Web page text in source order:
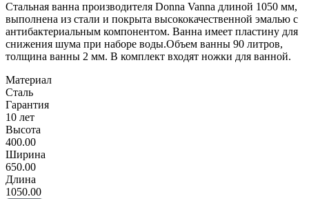
Стальная ванна производителя Donna Vanna длиной 1050 мм,
выполнена из стали и покрыта высококачественной эмалью с
антибактериальным компонентом. Ванна имеет пластину для
снижения шума при наборе воды.Объем ванны 90 литров,
толщина ванны 2 мм. В комплект входят ножки для ванной.
Материал
Сталь
Гарантия
10 лет
Высота
400.00
Ширина
650.00
Длина
1050.00